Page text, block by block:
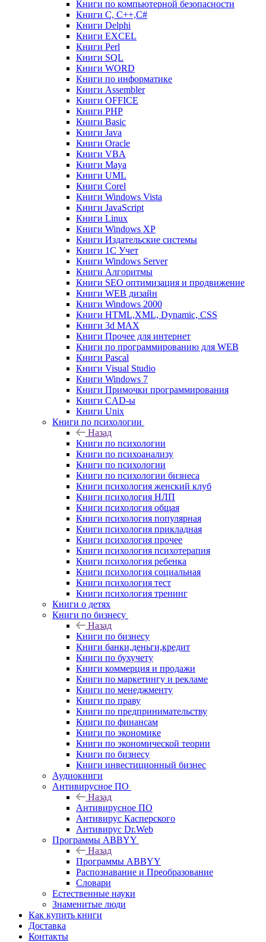
Книги по компьютерной безопасности
Книги C, C++,С#
Книги Delphi
Книги EXCEL
Книги Perl
Книги SQL
Книги WORD
Книги по информатике
Книги Assembler
Книги OFFICE
Книги PHP
Книги Basic
Книги Java
Книги Oracle
Книги VBA
Книги Maya
Книги UML
Книги Corel
Книги Windows Vista
Книги JavaScript
Книги Linux
Книги Windows XP
Книги Издательские системы
Книги 1C Учет
Книги Windows Server
Книги Алгоритмы
Книги SEO оптимизация и продвижение
Книги WEB дизайн
Книги Windows 2000
Книги HTML,XML, Dynamic, CSS
Книги 3d MAX
Книги Прочее для интернет
Книги по программированию для WEB
Книги Pascal
Книги Visual Studio
Книги Windows 7
Книги Примочки программирования
Книги CAD-ы
Книги Unix
Книги по психологии
Назад
Книги по психологии
Книги по психоанализу
Книги по психологии
Книги по психологии бизнеса
Книги психология женский клуб
Книги психология НЛП
Книги психология общая
Книги психология популярная
Книги психология прикладная
Книги психология прочее
Книги психология психотерапия
Книги психология ребенка
Книги психология социальная
Книги психология тест
Книги психология тренинг
Книги о детях
Книги по бизнесу
Назад
Книги по бизнесу
Книги банки,деньги,кредит
Книги по бухучету
Книги коммерция и продажи
Книги по маркетингу и рекламе
Книги по менеджменту
Книги по праву
Книги по предпринимательству
Книги по финансам
Книги по экономике
Книги по экономической теории
Книги по бизнесу
Книги инвестиционный бизнес
Аудиокниги
Антивирусное ПО
Назад
Антивирусное ПО
Антивирус Касперского
Антивирус Dr.Web
Программы ABBYY
Назад
Программы ABBYY
Распознавание и Преобразование
Словари
Естественные науки
Знаменитые люди
Как купить книги
Доставка
Контакты